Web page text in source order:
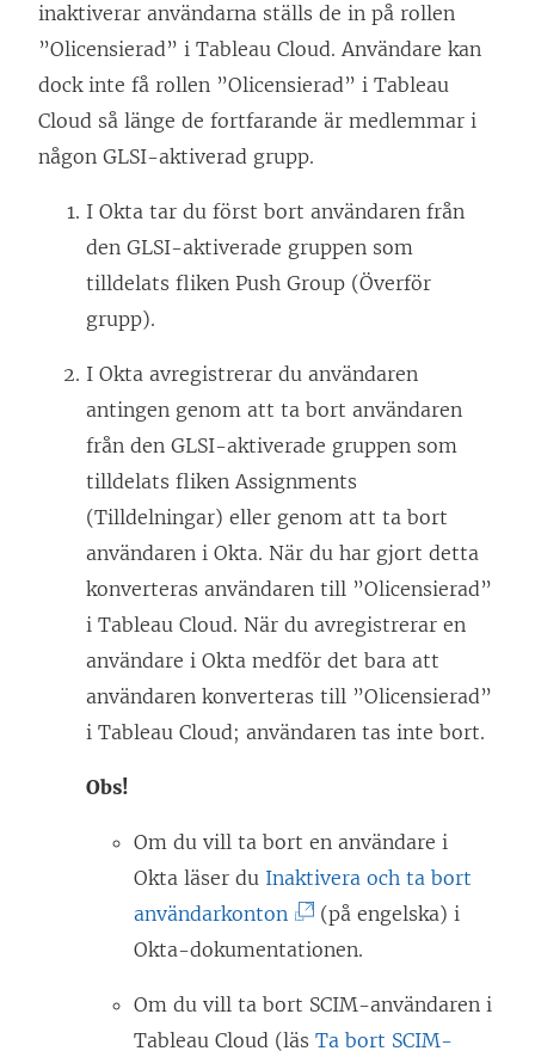
inaktiverar användarna ställs de in på rollen
”Olicensierad” i Tableau Cloud. Användare kan
dock inte få rollen ”Olicensierad” i Tableau
Cloud så länge de fortfarande är medlemmar i
någon GLSI-aktiverad grupp.
I Okta tar du först bort användaren från
den GLSI-aktiverade gruppen som
tilldelats fliken Push Group (Överför
grupp).
I Okta avregistrerar du användaren
antingen genom att ta bort användaren
från den GLSI-aktiverade gruppen som
tilldelats fliken Assignments
(Tilldelningar) eller genom att ta bort
användaren i Okta. När du har gjort detta
konverteras användaren till ”Olicensierad”
i Tableau Cloud. När du avregistrerar en
användare i Okta medför det bara att
användaren konverteras till ”Olicensierad”
i Tableau Cloud; användaren tas inte bort.
Obs!
Om du vill ta bort en användare i
Okta läser du Inaktivera och ta bort
användarkonton
L
(på engelska) i
Okta-dokumentationen.
Om du vill ta bort SCIM-användaren i
Tableau Cloud (läs Ta bort SCIM-